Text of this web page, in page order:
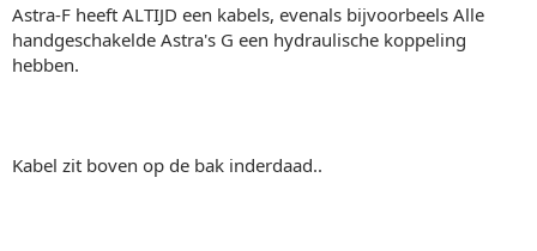
Astra-F heeft ALTIJD een kabels, evenals bijvoorbeels Alle
handgeschakelde Astra's G een hydraulische koppeling
hebben.
Kabel zit boven op de bak inderdaad..